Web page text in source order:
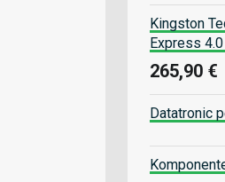
Kingston
Express
265,90 €
Datatronic